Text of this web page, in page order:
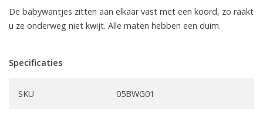
De babywantjes zitten aan elkaar vast met een koord, zo raakt
u ze onderweg niet kwijt. Alle maten hebben een duim.
Specificaties
SKU 05BWG01